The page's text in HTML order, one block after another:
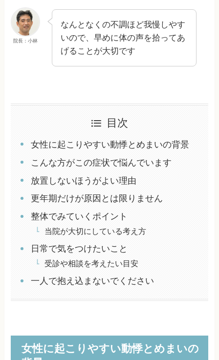
院長：小林
なんとなくの不調ほど我慢しやす
いので、早めに体の声を拾ってあ
げることが大切です
目次
女性に起こりやすい動悸とめまいの背景
こんな方がこの症状で悩んでいます
放置しないほうがよい理由
更年期だけが原因とは限りません
整体でみていくポイント
当院が大切にしている考え方
日常で気をつけたいこと
受診や相談を考えたい目安
一人で抱え込まないでください
女性に起こりやすい動悸とめまいの